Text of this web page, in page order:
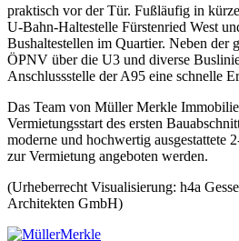
praktisch vor der Tür. Fußläufig in
U-Bahn-Haltestelle Fürstenried West
Bushaltestellen im Quartier. Neben der
ÖPNV über die U3 und diverse
Anschlussstelle der A95 eine schnelle
Das Team von Müller Merkle
Vermietungsstart des ersten
moderne und hochwertig ausgestattete
zur Vermietung angeboten werden.
(Urheberrecht Visualisierung: h4a
Architekten GmbH)